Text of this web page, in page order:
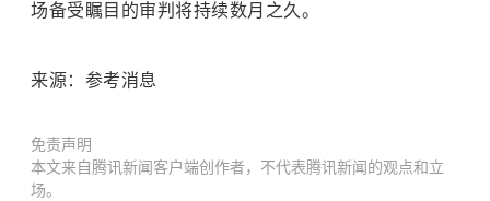
场备受瞩目的审判将持续数月之久。
来源：参考消息
免责声明
本文来自腾讯新闻客户端创作者，不代表腾讯新闻的观点和立
场。